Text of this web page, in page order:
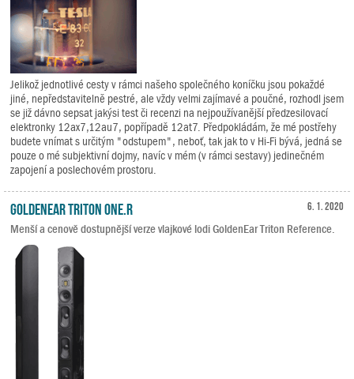
Jelikož jednotlivé cesty v rámci našeho společného koníčku jsou pokaždé
jiné, nepředstavitelně pestré, ale vždy velmi zajímavé a poučné, rozhodl jsem
se již dávno sepsat jakýsi test či recenzi na nejpoužívanější předzesilovací
elektronky 12ax7,12au7, popřípadě 12at7. Předpokládám, že mé postřehy
budete vnímat s určitým "odstupem", neboť, tak jak to v Hi-Fi bývá, jedná se
pouze o mé subjektivní dojmy, navíc v mém (v rámci sestavy) jedinečném
zapojení a poslechovém prostoru.
6. 1. 2020
GoldenEar Triton One.R
Menší a cenově dostupnější verze vlajkové lodi GoldenEar Triton Reference.